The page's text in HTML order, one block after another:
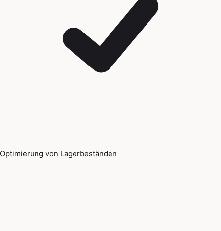
Optimierung von Lagerbeständen